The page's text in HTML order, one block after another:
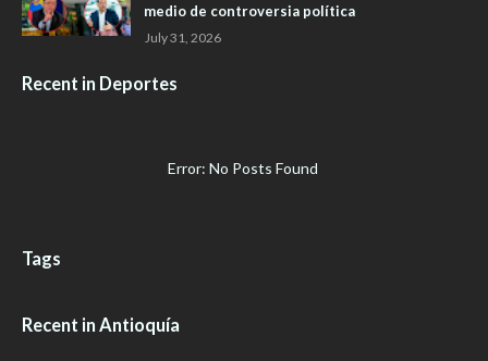
medio de controversia política
July 31, 2026
Recent in Deportes
Error: No Posts Found
Tags
Recent in Antioquía